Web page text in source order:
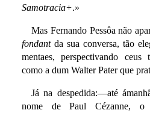
Samotracia+.»
Mas Fernando Pessôa não
fondantda sua conversa, tão
mentaes, perspectivando ceus
como a dum Walter Pater que
Já na despedida:—até
nome de Paul Cézanne, o